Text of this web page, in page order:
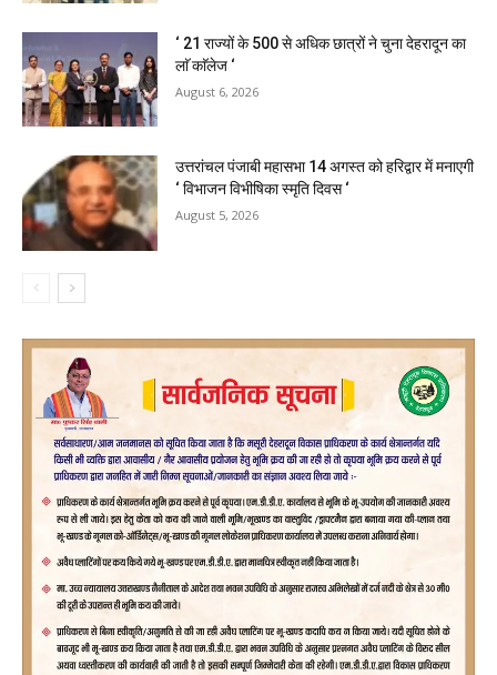
‘ 21 राज्यों के 500 से अधिक छात्रों ने चुना देहरादून का
लाॅ काॅलेज ‘
August 6, 2026
उत्तरांचल पंजाबी महासभा 14 अगस्त को हरिद्वार में मनाएगी
‘ विभाजन विभीषिका स्मृति दिवस ‘
August 5, 2026